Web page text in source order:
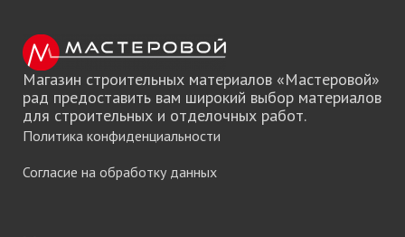
Магазин строительных материалов «Мастеровой»
рад предоставить вам широкий выбор материалов
для строительных и отделочных работ.
Политика конфиденциальности
Согласие на обработку данных